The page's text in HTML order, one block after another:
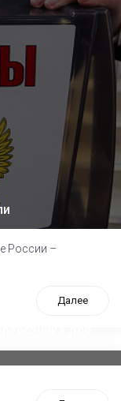
России –
Далее